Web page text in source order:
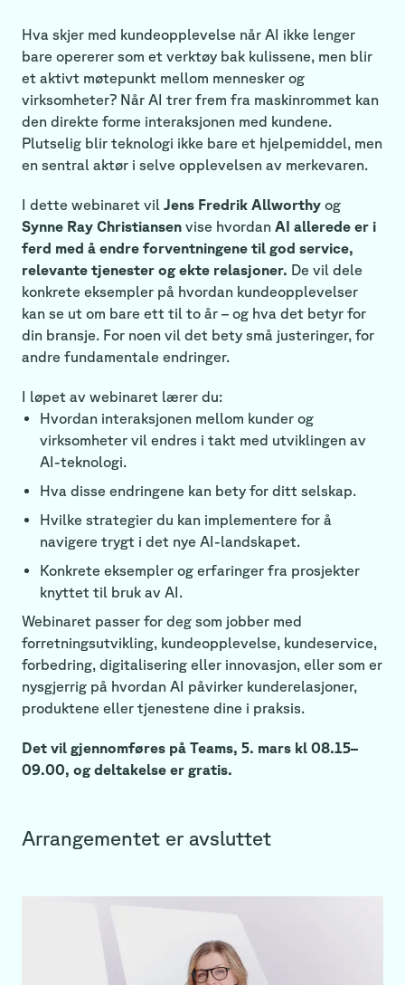
Hva skjer med kundeopplevelse når AI ikke lenger
bare opererer som et verktøy bak kulissene, men blir
et aktivt møtepunkt mellom mennesker og
virksomheter? Når AI trer frem fra maskinrommet kan
den direkte forme interaksjonen med kundene.
Plutselig blir teknologi ikke bare et hjelpemiddel, men
en sentral aktør i selve opplevelsen av merkevaren.
I dette webinaret vil Jens Fredrik Allworthy og
Synne Ray Christiansen vise hvordan AI allerede er i
ferd med å endre forventningene til god service,
relevante tjenester og ekte relasjoner. De vil dele
konkrete eksempler på hvordan kundeopplevelser
kan se ut om bare ett til to år – og hva det betyr for
din bransje. For noen vil det bety små justeringer, for
andre fundamentale endringer.
I løpet av webinaret lærer du:
Hvordan interaksjonen mellom kunder og
virksomheter vil endres i takt med utviklingen av
AI-teknologi.
Hva disse endringene kan bety for ditt selskap.
Hvilke strategier du kan implementere for å
navigere trygt i det nye AI-landskapet.
Konkrete eksempler og erfaringer fra prosjekter
knyttet til bruk av AI.
Webinaret passer for deg som jobber med
forretningsutvikling, kundeopplevelse, kundeservice,
forbedring, digitalisering eller innovasjon, eller som er
nysgjerrig på hvordan AI påvirker kunderelasjoner,
produktene eller tjenestene dine i praksis.
Det vil gjennomføres på Teams, 5. mars kl 08.15–
09.00, og deltakelse er gratis.
Arrangementet er avsluttet